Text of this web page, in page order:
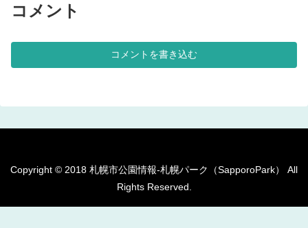
コメント
コメントを書き込む
Copyright © 2018 札幌市公園情報-札幌パーク（SapporoPark） All
Rights Reserved.